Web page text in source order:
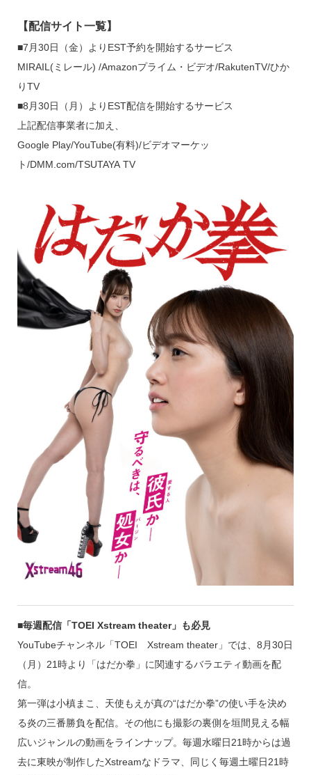
【配信サイト一覧】
■7月30日（金）よりEST予約を開始するサービス
MIRAIL(ミレール) /Amazonプライム・ビデオ/RakutenTV/ひか
りTV
■8月30日（月）よりEST配信を開始するサービス
上記配信事業者に加え、
Google Play/YouTube(有料)/ビデオマーケッ
ト/DMM.com/TSUTAYA TV
■毎週配信「TOEI Xstream theater」も必見
YouTubeチャンネル「TOEI Xstream theater」では、8月30日
（月）21時より「はだか拳」に関連するバラエティ動画を配
信。
第一弾は小槙まこ、天使もえが真の“はだか拳”の使い手を決め
る炎の三番勝負を配信。その他にも撮影の裏側を垣間見える幅
広いジャンルの動画をラインナップ。毎週水曜日21時からは過
去に東映が制作したXstreamなドラマ、同じく毎週土曜日21時